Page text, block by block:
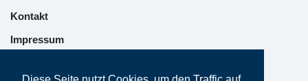
Kontakt
Impressum